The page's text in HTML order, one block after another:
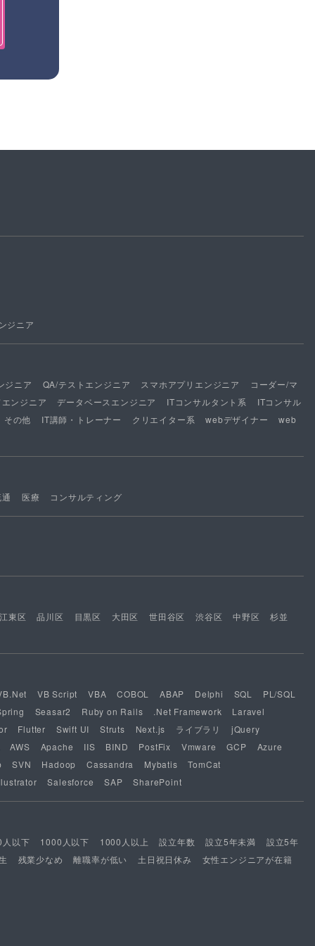
ジニア
ジニア QA/テストエンジニア スマホアプリエンジニア
コーダー/マ
ンジニア データベースエンジニア ITコンサルタント系
ITコンサル
その他 IT講師・トレーナー クリエイター系 webデザイナー
web
医療 コンサルティング
江東区 品川区 目黒区 大田区 世田谷区 渋谷区 中野区
杉並
VB Script VBA COBOL ABAP Delphi SQL
PL/SQL
Seasar2 Ruby on Rails .Net Framework
Laravel
Flutter Swift UI Struts Next.js ライブラリ
jQuery
AWS Apache IIS BIND PostFix Vmware GCP
Azure
SVN Hadoop Cassandra Mybatis
TomCat
Salesforce SAP SharePoint
以下 1000人以下 1000人以上 設立年数 設立5年未満
設立5年
残業少なめ 離職率が低い 土日祝日休み
女性エンジニアが在籍